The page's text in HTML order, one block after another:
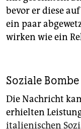
bevor er diese
ein paar
wirken wie ein
Soziale
Die Nachricht
erhielten
italienischen